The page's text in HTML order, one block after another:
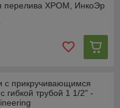
перелива ХРОМ, ИнкоЭр
с прикручивающимся
гибкой трубой 1 1/2" -